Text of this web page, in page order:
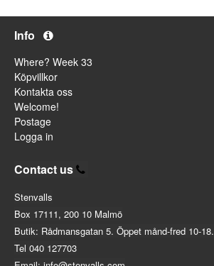
Info
Where? Week 33
Köpvillkor
Kontakta oss
Welcome!
Postage
Logga in
Contact us
Stenvalls
Box 17111, 200 10 Malmö
Butik: Rådmansgatan 5. Öppet månd-fred 10-18.
Tel 040 127703